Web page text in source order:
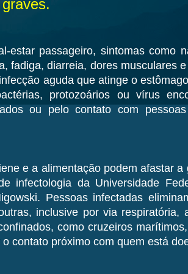
estar passageiro, sintomas como
fadiga, diarreia, dores musculares
aguda que atinge o
protozoários ou vírus
ou pelo contato com
e a alimentação podem afastar
infectologia da Universidade
Pessoas infectadas
inclusive por via respiratória,
como cruzeiros
contato próximo com quem está